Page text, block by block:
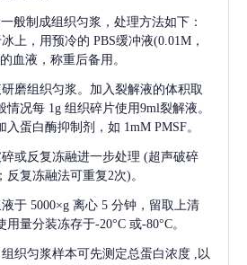
般制成组织匀浆，处理方法如下：
上，用预冷的 PBS缓冲液(0.01M，
血液，称重后备用。
磨组织匀浆。加入裂解液的体积取
情况每 1g 组织碎片使用9ml裂解液。
蛋白酶抑制剂，如 1mM PMSF。
或反复冻融进一步处理 (超声破碎
复冻融法可重复2次)。
于 5000×g 离心 5 分钟，留取上清
量分装冻存于-20°C 或-80°C。
织匀浆样本可先测定总蛋白浓度 ,以